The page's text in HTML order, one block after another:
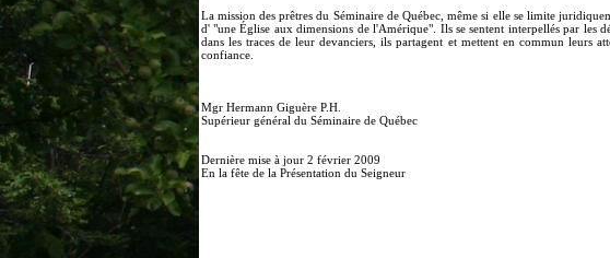
La mission des prêtres du Séminaire de Québec, même si elle se limite
d' "une Église aux dimensions de l'Amérique". Ils se sentent interpellés par
dans les traces de leur devanciers, ils partagent et mettent en commun leurs
confiance.
Mgr Hermann Giguère P.H.
Supérieur général du Séminaire de Québec
Dernière mise à jour 2 février 2009
En la fête de la Présentation du Seigneur